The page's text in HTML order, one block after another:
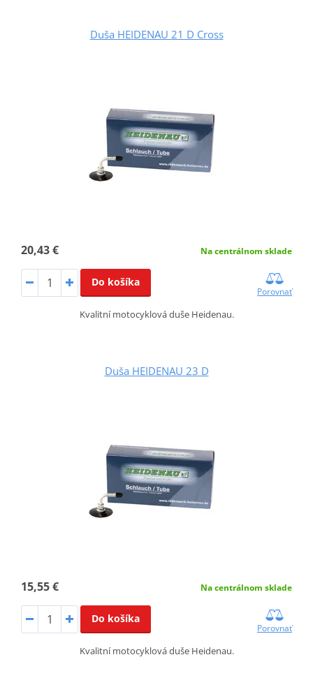
Duša HEIDENAU 21 D Cross
20,43 € Na centrálnom sklade
Do košíka
Porovnať
Kvalitní motocyklová duše Heidenau.
Duša HEIDENAU 23 D
15,55 € Na centrálnom sklade
Do košíka
Porovnať
Kvalitní motocyklová duše Heidenau.